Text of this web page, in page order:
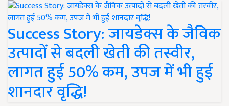
Success Story: जायडेक्स के जैविक
उत्पादों से बदली खेती की तस्वीर,
लागत हुई 50% कम, उपज में भी हुई
शानदार वृद्धि!